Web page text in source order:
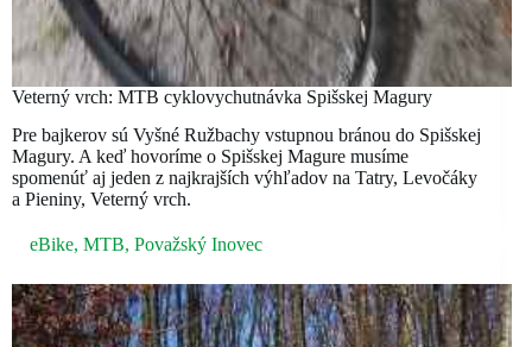
Veterný vrch: MTB cyklovychutnávka Spišskej Magury
Pre bajkerov sú Vyšné Ružbachy vstupnou bránou do Spišskej
Magury. A keď hovoríme o Spišskej Magure musíme
spomenúť aj jeden z najkrajších výhľadov na Tatry, Levočáky
a Pieniny, Veterný vrch.
eBike, MTB, Považský Inovec